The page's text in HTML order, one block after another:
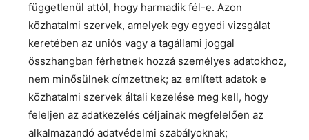
függetlenül attól, hogy harmadik fél-e. Azon
közhatalmi szervek, amelyek egy egyedi vizsgálat
keretében az uniós vagy a tagállami joggal
összhangban férhetnek hozzá személyes adatokhoz,
nem minősülnek címzettnek; az említett adatok e
közhatalmi szervek általi kezelése meg kell, hogy
feleljen az adatkezelés céljainak megfelelően az
alkalmazandó adatvédelmi szabályoknak;